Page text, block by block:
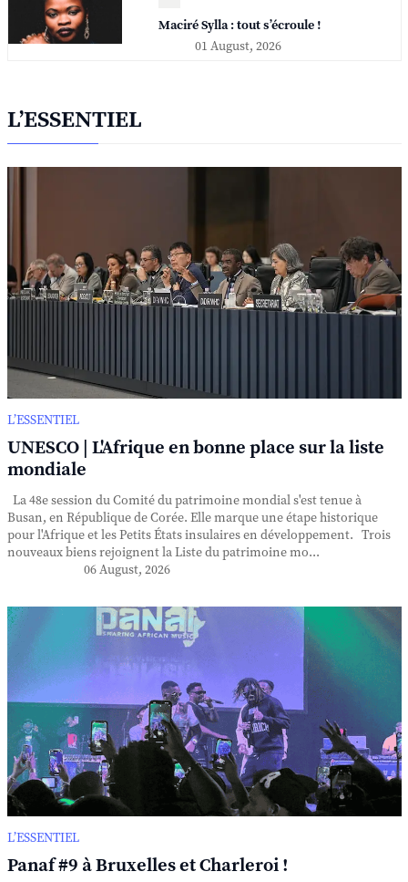
Maciré Sylla : tout s’écroule !
01 August, 2026
L’ESSENTIEL
L’ESSENTIEL
UNESCO | L'Afrique en bonne place sur la liste
mondiale
La 48e session du Comité du patrimoine mondial s'est tenue à
Busan, en République de Corée. Elle marque une étape historique
pour l'Afrique et les Petits États insulaires en développement. Trois
nouveaux biens rejoignent la Liste du patrimoine mo...
06 August, 2026
L’ESSENTIEL
Panaf #9 à Bruxelles et Charleroi !